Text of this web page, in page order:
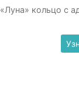
«Луна» кольцо с